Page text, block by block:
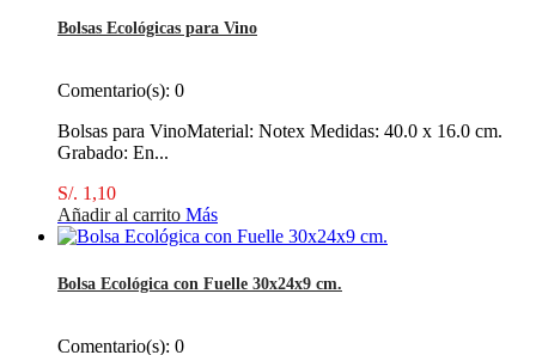
Bolsas Ecológicas para Vino
Comentario(s): 0
Bolsas para VinoMaterial: Notex Medidas: 40.0 x 16.0 cm.
Grabado: En...
S/. 1,10
Añadir al carrito Más
Bolsa Ecológica con Fuelle 30x24x9 cm.
Comentario(s): 0